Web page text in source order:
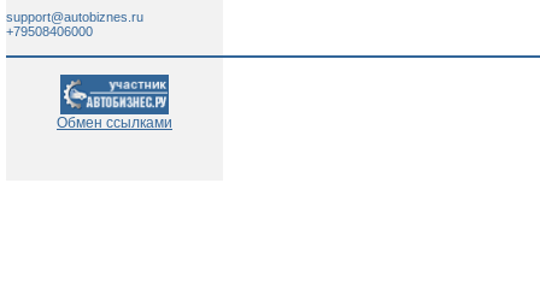
support@autobiznes.ru
+79508406000
Обмен ссылками